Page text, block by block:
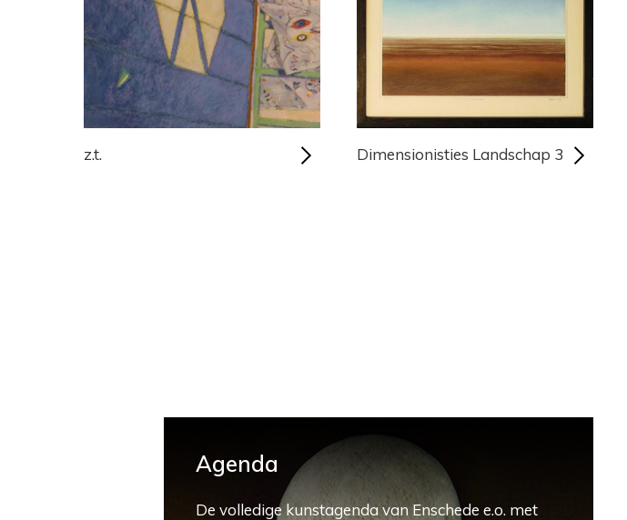
z.t. Dimensionisties Landschap 3
Agenda
De volledige kunstagenda van Enschede e.o. met